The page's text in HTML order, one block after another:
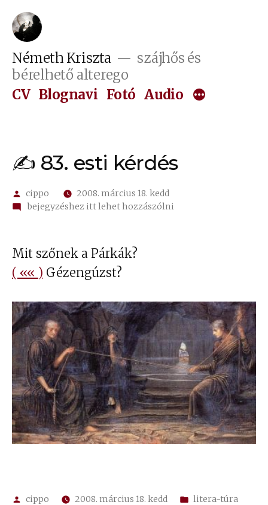
Tartalomhoz
Németh Kriszta
szájhős és
bérelhető alterego
CV Blognavi Fotó Audio
✍ 83. esti kérdés
Szerző:
cippo
2008. március 18. kedd
on
esti
kérdés
bejegyzéshez itt lehet hozzászólni
Mit szőnek a Párkák?
( «« ) Gézengúzst?
Szerző:
cippo 2008. március 18. kedd Kategória:
litera-túra